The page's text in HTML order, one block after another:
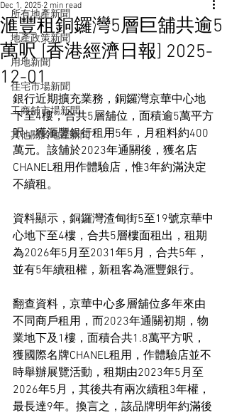
所有地產新聞
地產政策新聞
用地新聞
住宅市場新聞
工商舖市場新聞
其他關於地產新聞
滙豐租銅鑼灣5層巨舖共逾5
萬呎 [香港經濟日報] 2025-
12-01
Dec 1, 2025 2 min read
銀行近期擴充業務，銅鑼灣京華中心地
下至4樓，合共5層舖位，面積逾5萬平方
呎，獲滙豐銀行租用5年，月租料約400
萬元。該舖於2023年通關後，獲名店
CHANEL租用作體驗店，惟3年約滿決定
不續租。
資料顯示，銅鑼灣渣甸街5至19號京華中
心地下至4樓，合共5層樓面租出，租期
為2026年5月至2031年5月，合共5年，
並有5年續租權，新租客為滙豐銀行。
翻查資料，京華中心多層舖位多年來由
不同商戶租用，而2023年通關初期，物
業地下及1樓，面積合共1.8萬平方呎，
獲國際名牌CHANEL租用，作體驗店並不
時舉辦展覽活動，租期由2023年5月至
2026年5月，其後共有兩次續租3年權，
最長達9年。換言之，該品牌明年約滿後